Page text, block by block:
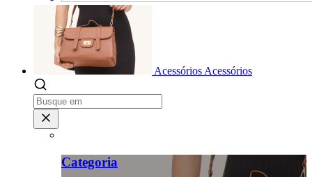
Acessórios Acessórios
Categoria